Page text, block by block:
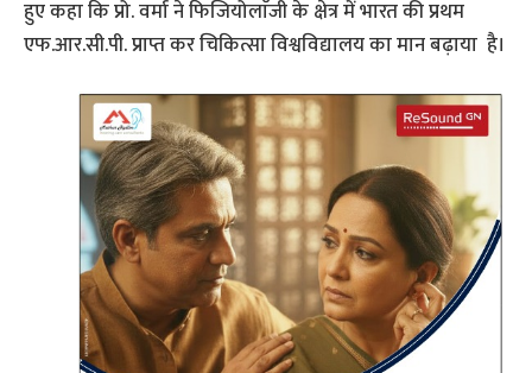
हुए कहा कि प्रो. वर्मा ने फिजियोलाॅजी के क्षेत्र में भारत की प्रथम
एफ.आर.सी.पी. प्राप्त कर चिकित्सा विश्वविद्यालय का मान बढ़ाया है।